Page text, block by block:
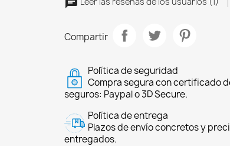
Compartir
Política de seguridad
Compra segura con certificado
seguros: Paypal o 3D Secure.
Política de entrega
Plazos de envío concretos y
entregados.